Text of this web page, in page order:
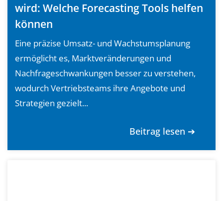
wird: Welche Forecasting Tools helfen
können
Eine präzise Umsatz- und Wachstumsplanung
ermöglicht es, Marktveränderungen und
Nachfrageschwankungen besser zu verstehen,
wodurch Vertriebsteams ihre Angebote und
Strategien gezielt...
Beitrag lesen ➔